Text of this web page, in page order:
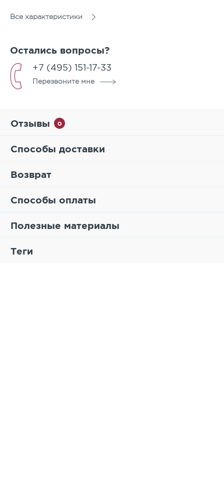
ГОСТ
Класс бетона на растяжение
Морозостойкость
Истираемость
Все характеристики
Остались вопросы?
+7 (495) 151-17-33
Перезвоните мне
Отзывы 0
Способы доставки
Возврат
Способы оплаты
Полезные материалы
Теги